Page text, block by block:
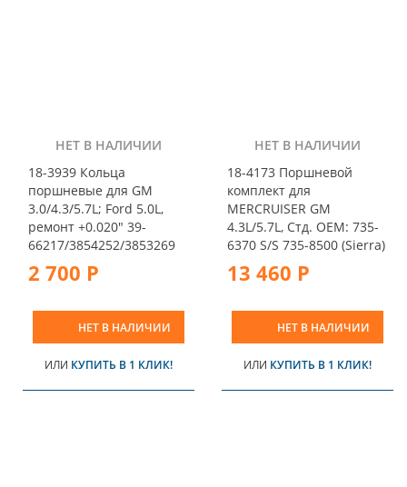
НЕТ В НАЛИЧИИ
18-3939 Кольца
поршневые для GM
3.0/4.3/5.7L; Ford 5.0L,
ремонт +0.020" 39-
66217/3854252/3853269
2 700 Р
НЕТ В НАЛИЧИИ
ИЛИ КУПИТЬ В 1 КЛИК!
НЕТ В НАЛИЧИИ
18-4173 Поршневой
комплект для
MERCRUISER GM
4.3L/5.7L, Cтд. OEM: 735-
6370 S/S 735-8500 (Sierra)
13 460 Р
НЕТ В НАЛИЧИИ
ИЛИ КУПИТЬ В 1 КЛИК!